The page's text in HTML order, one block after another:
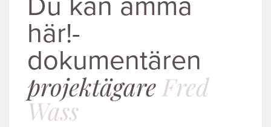
här!-
dokumentären
projektägare Fred
Wass